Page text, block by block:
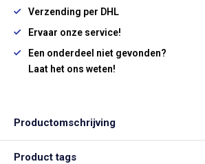
Verzending per DHL
Ervaar onze service!
Een onderdeel niet gevonden?
Laat het ons weten!
Productomschrijving
Product tags